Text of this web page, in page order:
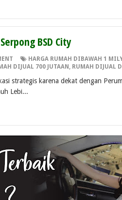
BSD City
HARGA RUMAH DIBAWAH 1
DIJUAL 700 JUTAAN , RUMAH DIJUAL
strategis karena dekat dengan
Lebi...